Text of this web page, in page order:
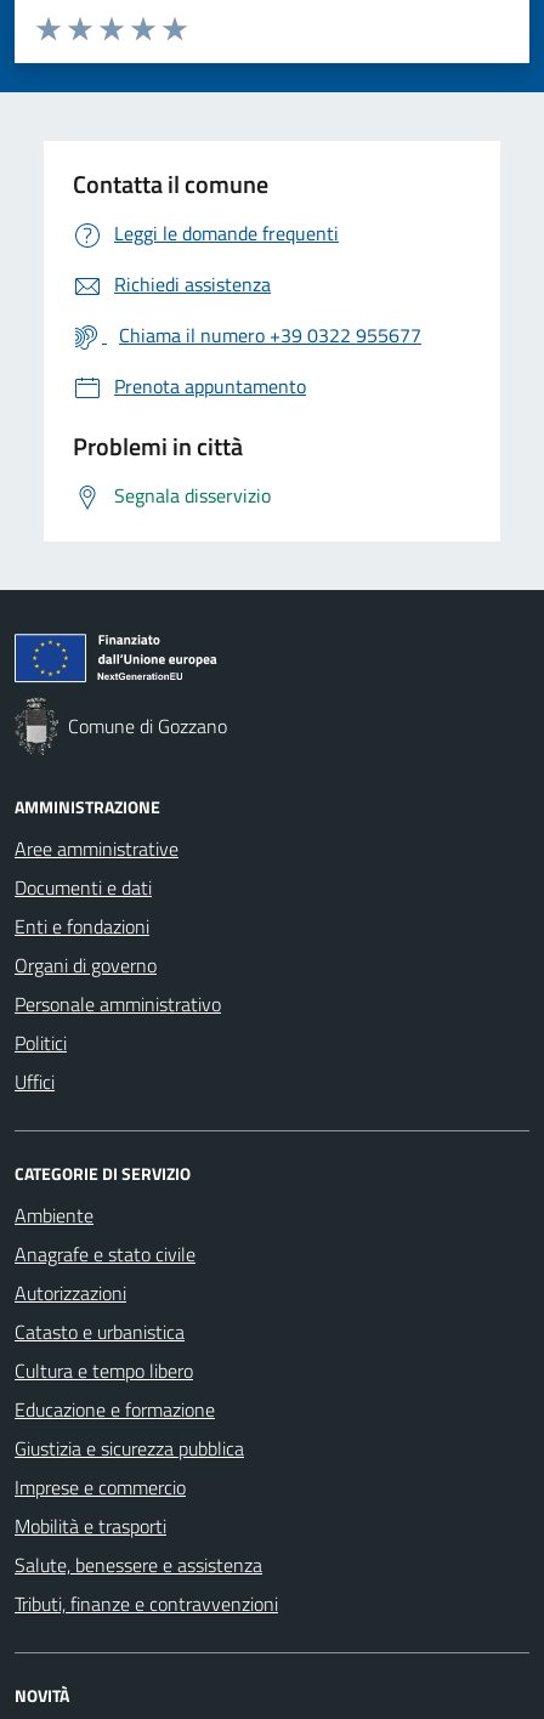
Valuta da 1 a 5 stelle la pagina
Valuta 5 stelle su 5
Valuta 4 stelle su 5
Valuta 3 stelle su 5
Valuta 2 stelle su 5
Valuta 1 stelle su 5
Contatta il comune
Leggi le domande frequenti
Richiedi assistenza
Chiama il numero +39 0322 955677
Prenota appuntamento
Problemi in città
Segnala disservizio
Comune di Gozzano
AMMINISTRAZIONE
Aree amministrative
Documenti e dati
Enti e fondazioni
Organi di governo
Personale amministrativo
Politici
Uffici
CATEGORIE DI SERVIZIO
Ambiente
Anagrafe e stato civile
Autorizzazioni
Catasto e urbanistica
Cultura e tempo libero
Educazione e formazione
Giustizia e sicurezza pubblica
Imprese e commercio
Mobilità e trasporti
Salute, benessere e assistenza
Tributi, finanze e contravvenzioni
NOVITÀ